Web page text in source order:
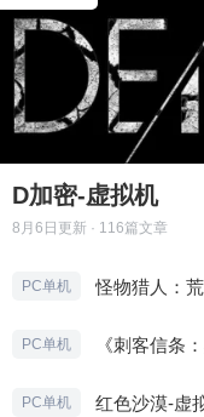
D加密-虚拟机
8月6日 更新 · 116篇文章
PC单机
PC单机
PC单机